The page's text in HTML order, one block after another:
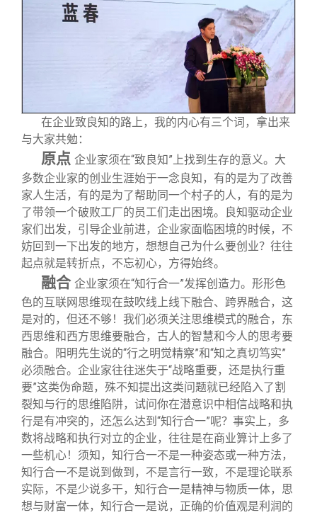
在企业致良知的路上，我的内心有三个词，拿出来
与大家共勉：
原点 企业家须在“致良知”上找到生存的意义。大
多数企业家的创业生涯始于一念良知，有的是为了改善
家人生活，有的是为了帮助同一个村子的人，有的是为
了带领一个破败工厂的员工们走出困境。良知驱动企业
家们出发，引导企业前进，企业家面临困境的时候，不
妨回到一下出发的地方，想想自己为什么要创业？往往
起点就是转折点，不忘初心，方得始终。
融合 企业家须在“知行合一”发挥创造力。形形色
色的互联网思维现在鼓吹线上线下融合、跨界融合，这
是对的，但还不够！我们必须关注思维模式的融合，东
西思维和西方思维要融合，古人的智慧和今人的思考要
融合。阳明先生说的“行之明觉精察”和“知之真切笃实”
必须融合。企业家往往迷失于“战略重要，还是执行重
要”这类伪命题，殊不知提出这类问题就已经陷入了割
裂知与行的思维陷阱，试问你在潜意识中相信战略和执
行是有冲突的，还怎么达到“知行合一”呢？事实上，多
数将战略和执行对立的企业，往往是在商业算计上多了
一些机心！须知，知行合一不是一种姿态或一种方法，
知行合一不是说到做到，不是言行一致，不是理论联系
实际，不是少说多干，知行合一是精神与物质一体，思
想与财富一体，知行合一是说，正确的价值观是利润的